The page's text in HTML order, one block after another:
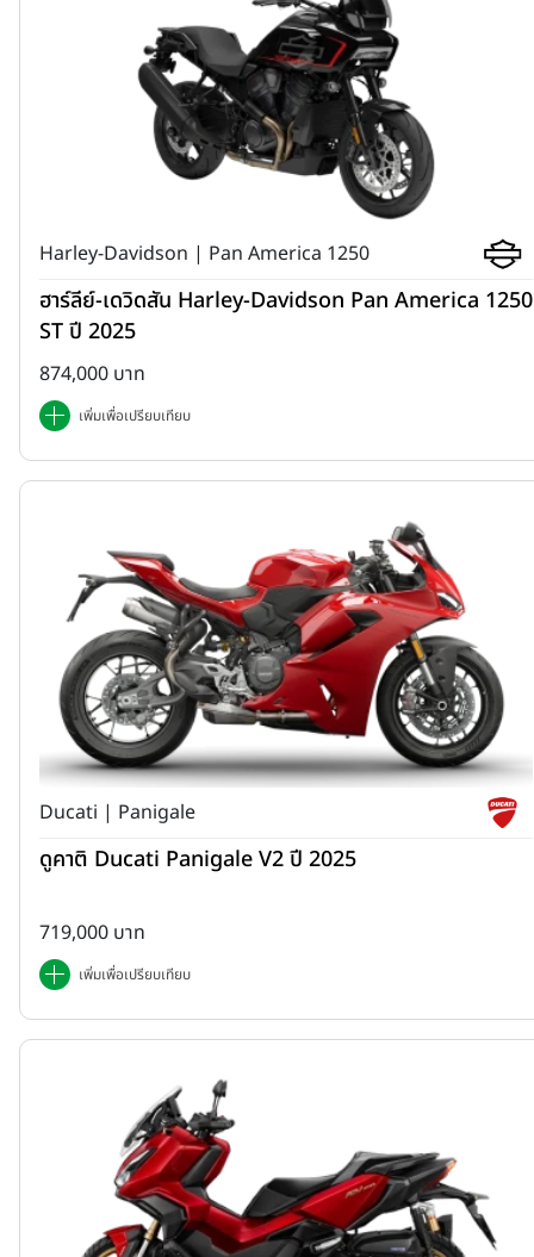
Harley-Davidson | Pan America 1250
ฮาร์ลีย์-เดวิดสัน Harley-Davidson Pan America 1250
ST ปี 2025
874,000 บาท
เพิ่มเพื่อเปรียบเทียบ
Ducati | Panigale
ดูคาติ Ducati Panigale V2 ปี 2025
719,000 บาท
เพิ่มเพื่อเปรียบเทียบ